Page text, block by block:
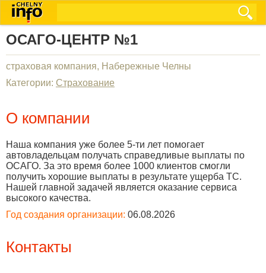
ОСАГО-ЦЕНТР №1
страховая компания, Набережные Челны
Категории: Страхование
О компании
Наша компания уже более 5-ти лет помогает
автовладельцам получать справедливые выплаты по
ОСАГО. За это время более 1000 клиентов смогли
получить хорошие выплаты в результате ущерба ТС.
Нашей главной задачей является оказание сервиса
высокого качества.
Год создания организации: 06.08.2026
Контакты